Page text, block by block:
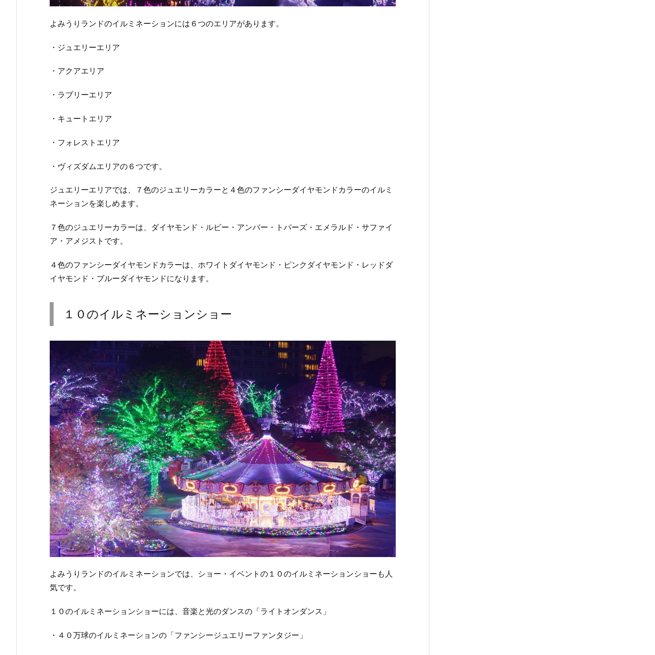
よみうりランドのイルミネーションには６つのエリアがあります。
・ジュエリーエリア
・アクアエリア
・ラブリーエリア
・キュートエリア
・フォレストエリア
・ヴィズダムエリアの６つです。
ジュエリーエリアでは、７色のジュエリーカラーと４色のファンシーダイヤモンドカラーのイルミ
ネーションを楽しめます。
７色のジュエリーカラーは、ダイヤモンド・ルビー・アンバー・トパーズ・エメラルド・サファイ
ア・アメジストです。
４色のファンシーダイヤモンドカラーは、ホワイトダイヤモンド・ピンクダイヤモンド・レッドダ
イヤモンド・ブルーダイヤモンドになります。
１０のイルミネーションショー
よみうりランドのイルミネーションでは、ショー・イベントの１０のイルミネーションショーも人
気です。
１０のイルミネーションショーには、音楽と光のダンスの「ライトオンダンス」
・４０万球のイルミネーションの「ファンシージュエリーファンタジー」